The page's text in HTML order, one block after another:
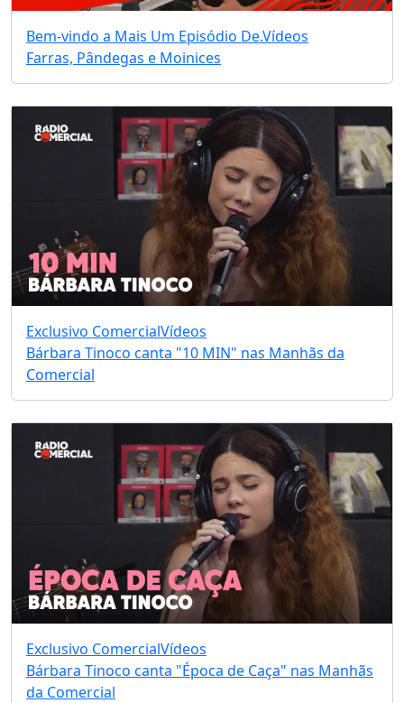
Bem-vindo a Mais Um Episódio De.Vídeos
Farras, Pândegas e Moinices
Exclusivo ComercialVídeos
Bárbara Tinoco canta "10 MIN" nas Manhãs da
Comercial
Exclusivo ComercialVídeos
Bárbara Tinoco canta "Época de Caça" nas Manhãs
da Comercial